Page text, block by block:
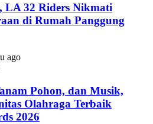
LA 32 Riders Nikmati
di Rumah Panggung
ago
Pohon, dan Musik,
Olahraga Terbaik
2026